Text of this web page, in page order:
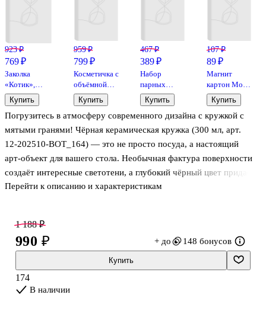
Погрузитесь в атмосферу современного дизайна с кружкой с
мятыми гранями! Чёрная керамическая кружка (300 мл, арт.
12‑202510‑BOT_164) — это не просто посуда, а настоящий
арт‑объект для вашего стола. Необычная фактура поверхности
создаёт интересные светотени, а глубокий чёрный цвет придаёт
элегантность и строгость. Держать её в руках — одно
аксессуар для ценителей минимализма и современного стиля!
Перейти к описанию и характеристикам
923 ₽
769 ₽
Заколка
«Котик»,
пластик,
Lafilaf
Купить
959 ₽
799 ₽
Косметичка с
объёмной
ручкой
«Полоски»
(черная)
(плюш)
Купить
467 ₽
389 ₽
Набор
парных
браслетов с
подвеской
«Сердечки»
(Lafilaf)
Купить
107 ₽
89 ₽
Магнит
картон Мост
Амурское
чудо
(Хабаровск)
(МК/128/005)
Купить
1 188 ₽
990 ₽ + до 148 бонусов
Купить
174
В наличии